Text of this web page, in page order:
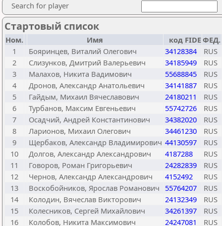
Search for player
Стартовый список
Ном. Имя код FIDEФЕД.
1
Бояринцев, Виталий Олегович 34128384
RUS
2
Слизунков, Дмитрий Валерьевич 34185949
RUS
3
Малахов, Никита Вадимович 55688845
RUS
4
Дронов, Александр Анатольевич 34141887
RUS
5
Гайдым, Михаил Вячеславович 24180211
RUS
6
Турбанов, Максим Евгеньевич 55742726
RUS
7
Осадчий, Андрей Константинович 34382020
RUS
8
Ларионов, Михаил Олегович 34461230
RUS
9
Щербаков, Александр Владимирович 44130597
RUS
10
Долгов, Александр Александрович 4187288
RUS
11
Говоров, Роман Григорьевич 24282839
RUS
12
Чернов, Александр Александрович 4152492
RUS
13
Воскобойников, Ярослав Романович 55764207
RUS
14
Колодин, Вячеслав Викторович 24132349
RUS
15
Колесников, Сергей Михайлович 34261397
RUS
16
Колобов, Никита Максимович 24247081
RUS